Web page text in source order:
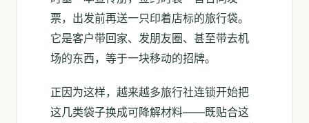
票，出发前再送一只印着店标的旅行袋。
它是客户带回家、发朋友圈、甚至带去机
场的东西，等于一块移动的招牌。
正因为这样，越来越多旅行社连锁开始把
这几类袋子换成可降解材料——既贴合这